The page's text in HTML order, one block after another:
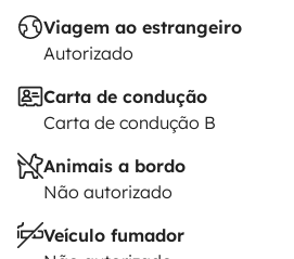
Viagem ao estrangeiro
Autorizado
Carta de condução
Carta de condução B
Animais a bordo
Não autorizado
Veículo fumador